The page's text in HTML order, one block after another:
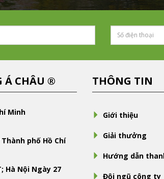
Á CHÂU ®
Minh
phố Hồ Chí
Hà Nội Ngày 27
THÔNG TIN
Giới thiệu
Giải thưởng
Hướng dẫn
Đội ngũ công ty